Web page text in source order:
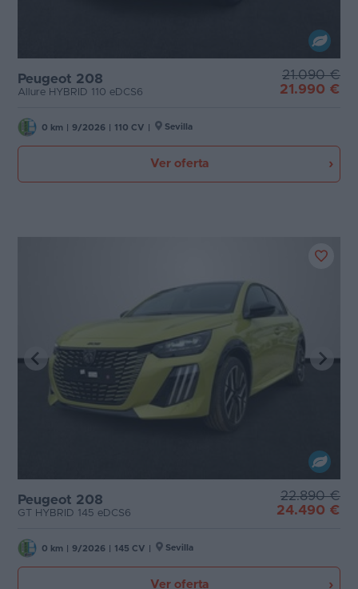
Peugeot 208
Allure HYBRID 110 eDCS6
21.090 €
21.990 €
0 km 9/2026 110 CV Sevilla
Ver oferta
Peugeot 208
GT HYBRID 145 eDCS6
22.890 €
24.490 €
0 km 9/2026 145 CV Sevilla
Ver oferta